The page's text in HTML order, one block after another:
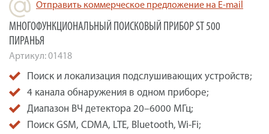
Отправить коммерческое предложение на E-mail
МНОГОФУНКЦИОНАЛЬНЫЙ ПОИСКОВЫЙ ПРИБОР ST 500
ПИРАНЬЯ
Артикул:01418
Поиск и локализация подслушивающих устройств;
4 канала обнаружения в одном приборе;
Диапазон ВЧ детектора 20–6000 МГц;
Поиск GSM, CDMA, LTE, Bluetooth, Wi-Fi;